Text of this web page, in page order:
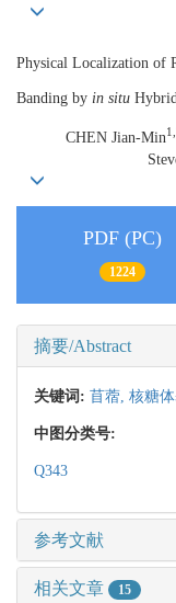
Physical Localization of
Banding by in situ
CHEN Jian-Min
PDF (PC)
1224
摘要/Abstract
关键词: 苜蓿, 核糖体
中图分类号:
Q343
参考文献
相关文章 15